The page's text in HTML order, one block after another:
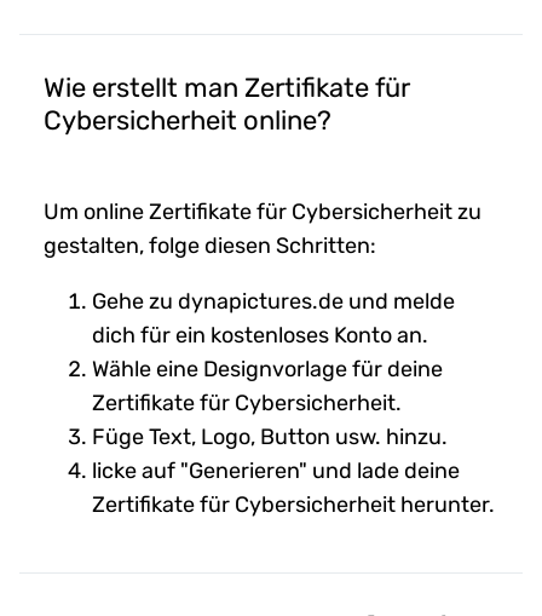
Wie erstellt man Zertifikate für
Cybersicherheit online?
Um online Zertifikate für Cybersicherheit zu
gestalten, folge diesen Schritten:
Gehe zu dynapictures.de und melde
dich für ein kostenloses Konto an.
Wähle eine Designvorlage für deine
Zertifikate für Cybersicherheit.
Füge Text, Logo, Button usw. hinzu.
licke auf "Generieren" und lade deine
Zertifikate für Cybersicherheit herunter.